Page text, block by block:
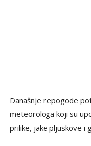
Današnje nepogode
meteorologa koji su
prilike, jake pljuskove i